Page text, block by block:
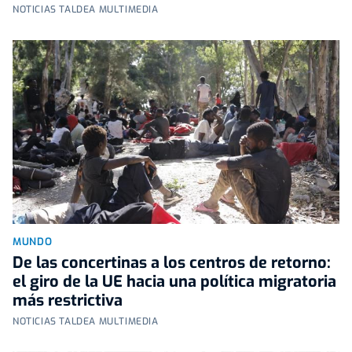
NOTICIAS TALDEA MULTIMEDIA
MUNDO
De las concertinas a los centros de retorno:
el giro de la UE hacia una política migratoria
más restrictiva
NOTICIAS TALDEA MULTIMEDIA